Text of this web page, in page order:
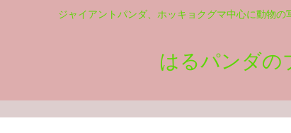
ジャイアントパンダ、ホッキョクグマ中心に動物の
はるパンダの